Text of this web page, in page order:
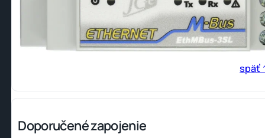
späť
Doporučené zapojenie